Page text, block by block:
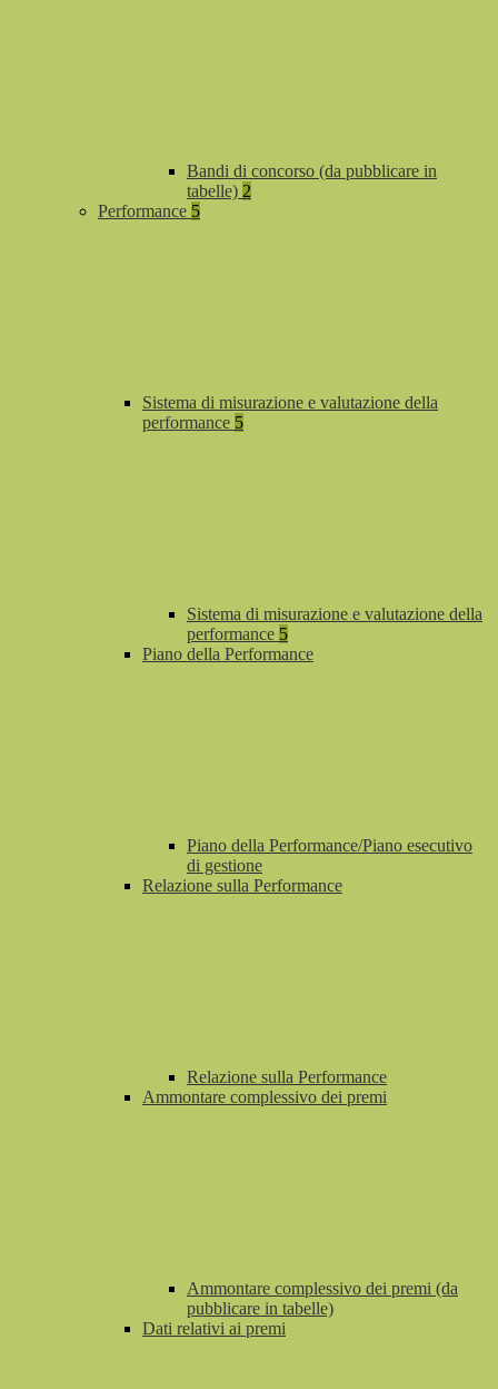
Bandi di concorso (da pubblicare in
tabelle) 2
Performance 5
Sistema di misurazione e valutazione della
performance 5
Sistema di misurazione e valutazione della
performance 5
Piano della Performance
Piano della Performance/Piano esecutivo
di gestione
Relazione sulla Performance
Relazione sulla Performance
Ammontare complessivo dei premi
Ammontare complessivo dei premi (da
pubblicare in tabelle)
Dati relativi ai premi